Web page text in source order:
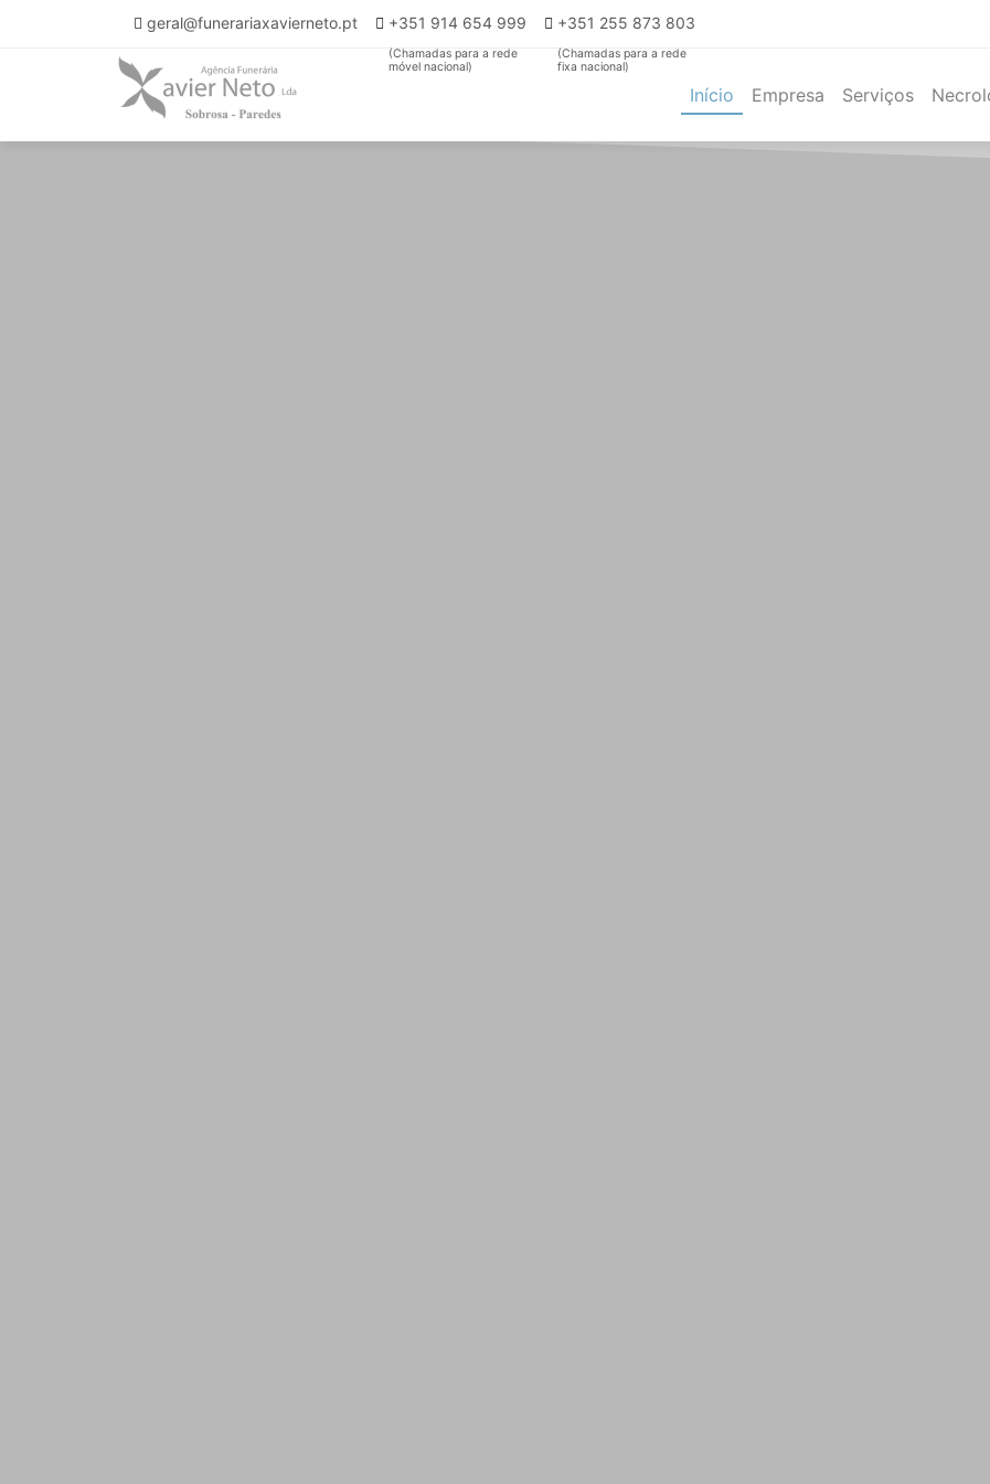
geral@funerariaxavierneto.pt +351 914 654 999
(Chamadas para a rede
móvel nacional)
+351 255 873 803
(Chamadas para a rede
fixa nacional)
Início
(current)
Empresa Serviços